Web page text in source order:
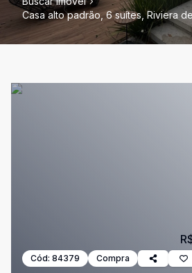
Casa alto padrão, 6 suítes, Riviera
Cód: 84379 Compra